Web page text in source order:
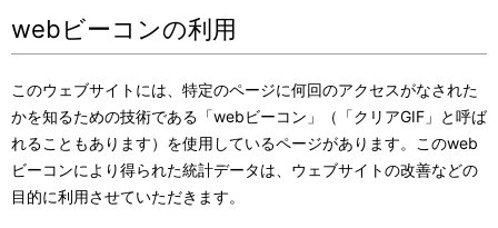
webビーコンの利用
このウェブサイトには、特定のページに何回のアクセスがなされた
かを知るための技術である「webビーコン」（「クリアGIF」と呼ば
れることもあります）を使用しているページがあります。このweb
ビーコンにより得られた統計データは、ウェブサイトの改善などの
目的に利用させていただきます。